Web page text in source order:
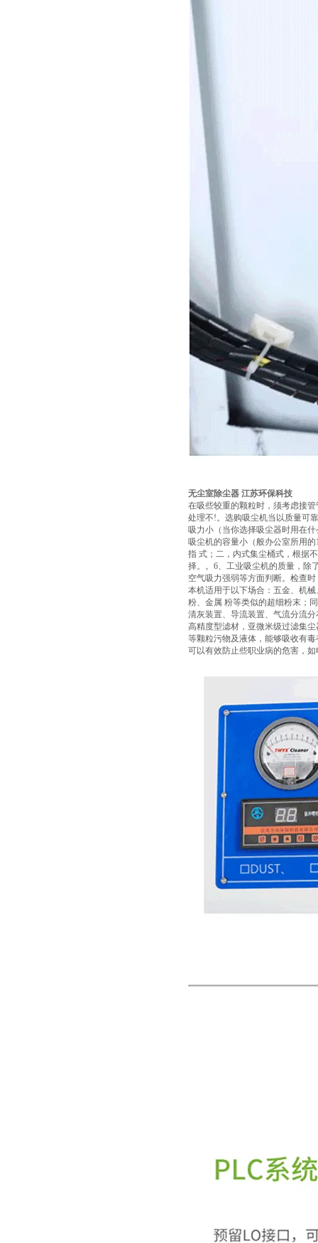
无尘室除尘器 江苏环保科技
在吸些较重的颗粒时，须考虑接
处理不!。选购吸尘机当以质量可
吸力小（当你选择吸尘器时用在
吸尘机的容量小（般办公室所用
指 式；二，内式集尘桶式，根据
择。。6、工业吸尘机的质量，除
空气吸力强弱等方面判断。检查
本机适用于以下场合：五金、机
粉、金属 粉等类似的超细粉末；
清灰装置、导流装置、气流分流
高精度型滤材，亚微米级过滤集
等颗粒污物及液体，能够吸收有
可以有效防止些职业病的危害，